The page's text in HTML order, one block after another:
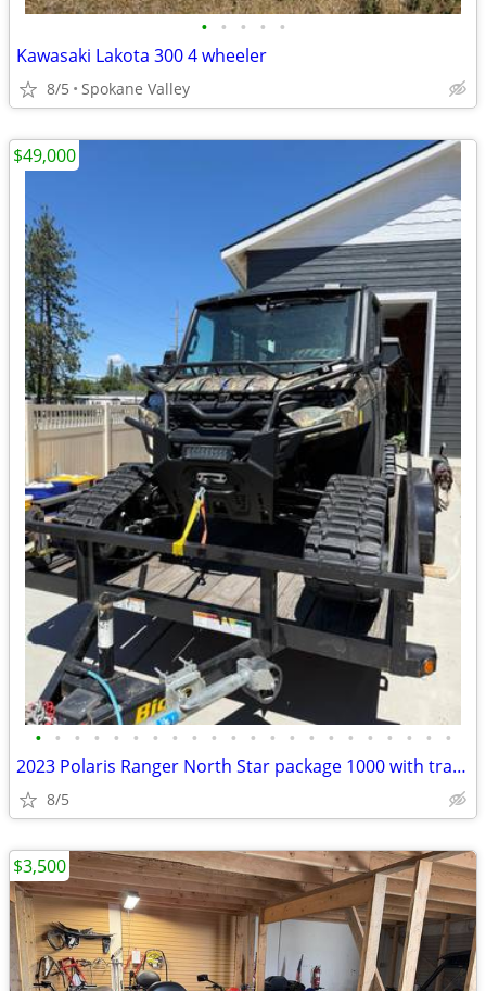
• • • • •
Kawasaki Lakota 300 4 wheeler
8/5 Spokane Valley
• • • • • • • • • • • • • • • • • • • • • •
2023 Polaris Ranger North Star package 1000 with tracks and tires
8/5
$49,000
$3,500